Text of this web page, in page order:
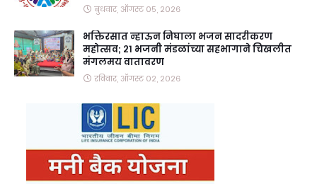
बुधवार, ऑगस्ट ०५, २०२६
भक्तिरसात न्हाऊन निघाला भजन सादरीकरण
महोत्सव; २१ भजनी मंडळांच्या सहभागाने चिखलीत
मंगलमय वातावरण
रविवार, ऑगस्ट ०२, २०२६